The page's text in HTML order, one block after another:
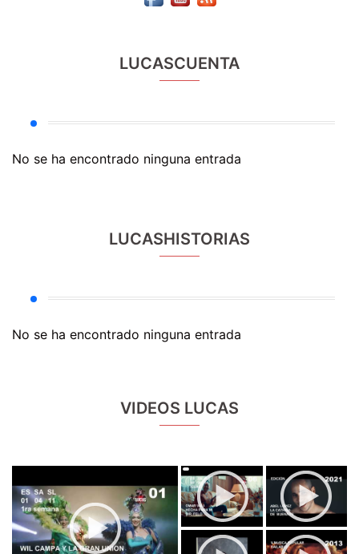
LUCASCUENTA
No se ha encontrado ninguna entrada
LUCASHISTORIAS
No se ha encontrado ninguna entrada
VIDEOS LUCAS